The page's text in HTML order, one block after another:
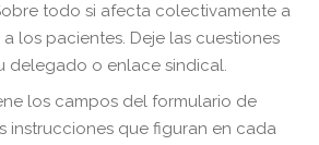
todo si afecta colectivamente a
los pacientes. Deje las cuestiones
delegado o enlace sindical.
los campos del formulario de
instrucciones que figuran en cada